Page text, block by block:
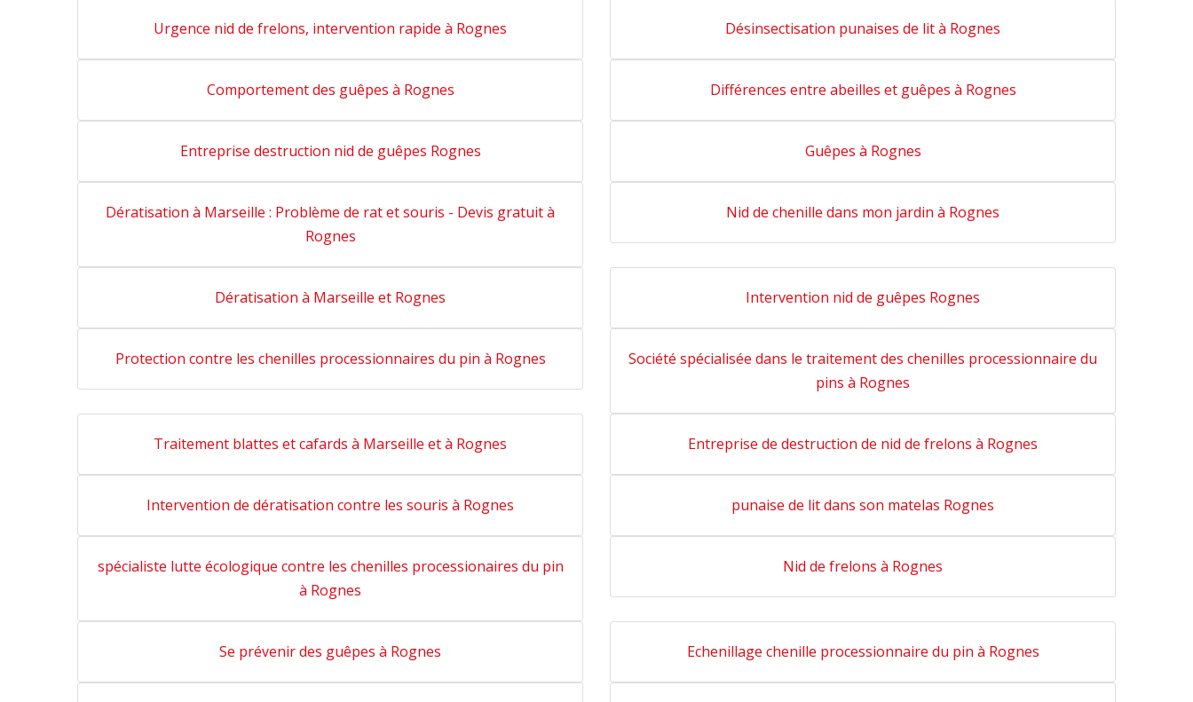
Urgence nid de frelons, intervention rapide à Rognes Désinsectisation punaises de lit à Rognes
Comportement des guêpes à Rognes Différences entre abeilles et guêpes à Rognes
Entreprise destruction nid de guêpes Rognes Guêpes à Rognes
Dératisation à Marseille : Problème de rat et souris - Devis gratuit à
Rognes
Nid de chenille dans mon jardin à Rognes
Dératisation à Marseille et Rognes Intervention nid de guêpes Rognes
Protection contre les chenilles processionnaires du pin à Rognes
Société spécialisée dans le traitement des chenilles processionnaire du
pins à Rognes
Traitement blattes et cafards à Marseille et à Rognes Entreprise de destruction de nid de frelons à Rognes
Intervention de dératisation contre les souris à Rognes punaise de lit dans son matelas Rognes
spécialiste lutte écologique contre les chenilles processionaires du pin
à Rognes
Nid de frelons à Rognes
Se prévenir des guêpes à Rognes Echenillage chenille processionnaire du pin à Rognes